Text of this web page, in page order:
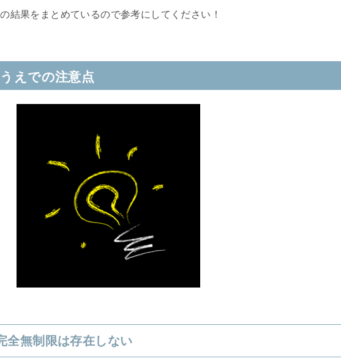
結果をまとめているので参考にしてください！
えでの注意点
全無制限は存在しない